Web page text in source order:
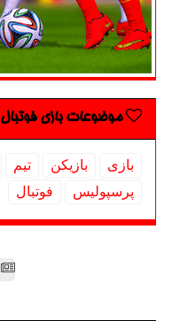
موضوعات بازی فوتبال
بازی بازیكن تیم
پرسپولیس
فوتبال